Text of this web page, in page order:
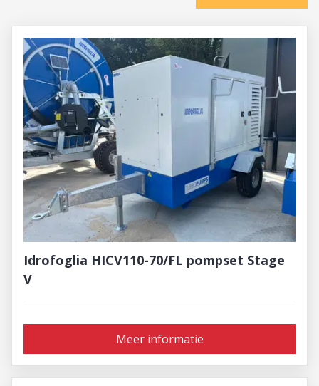
Idrofoglia HICV110-70/FL pompset Stage
V
Meer informatie